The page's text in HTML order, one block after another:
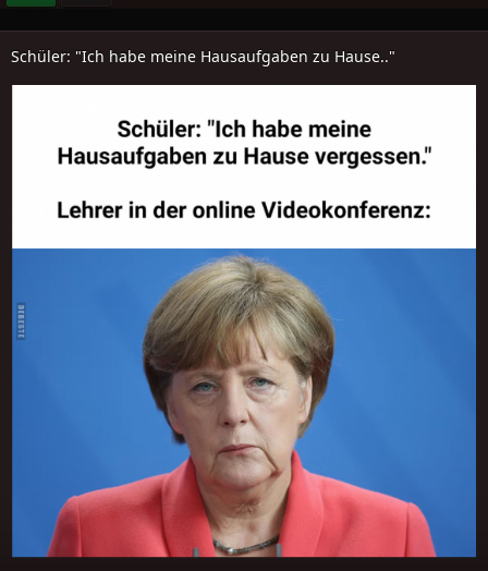
Schüler: "Ich habe meine Hausaufgaben zu Hause.."